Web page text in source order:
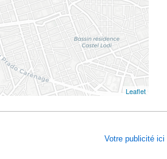
Leaflet
Votre publicité ici